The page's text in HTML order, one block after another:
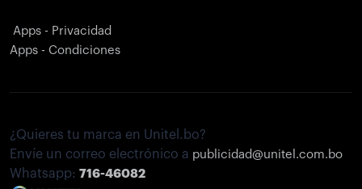
Apps - Privacidad
Apps - Condiciones
¿Quieres tu marca en Unitel.bo?
Envíe un correo electrónico a publicidad@unitel.com.bo
Whatsapp: 716-46082